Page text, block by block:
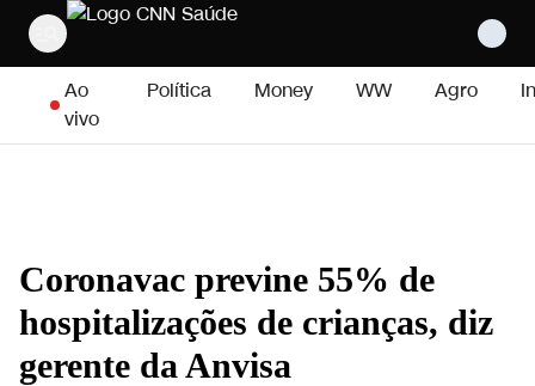
Pular para o conteúdo
Ao
vivo
Política Money WW Agro
Coronavac previne 55% de
hospitalizações de crianças, diz
gerente da Anvisa